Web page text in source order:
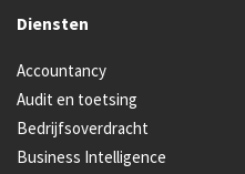
Diensten
Accountancy
Audit en toetsing
Bedrijfsoverdracht
Business Intelligence